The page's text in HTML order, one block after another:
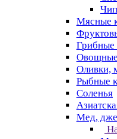
Мясные
Грибные
Оливки,
Рыбные
Соленья
Мед,